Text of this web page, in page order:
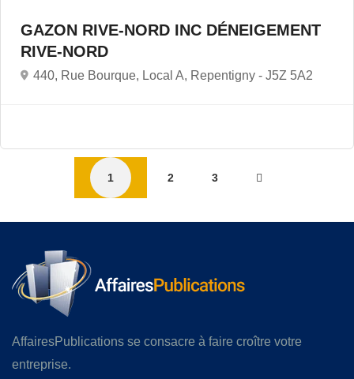
GAZON RIVE-NORD INC DÉNEIGEMENT
RIVE-NORD
440, Rue Bourque, Local A, Repentigny - J5Z 5A2
1 2 3
AffairesPublications se consacre à faire croître votre
entreprise.